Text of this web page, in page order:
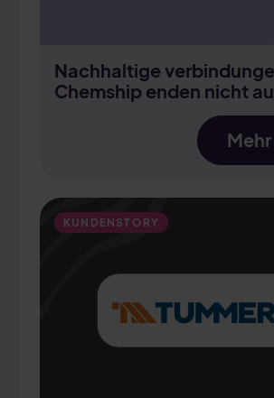
Nachhaltige
Chemship enden nicht
KUNDENSTORY